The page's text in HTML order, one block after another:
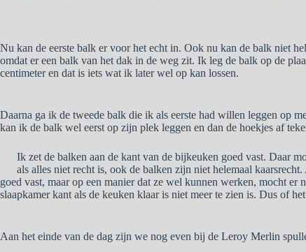
Nu kan de eerste balk er voor het echt in. Ook nu kan de balk niet
omdat er een balk van het dak in de weg zit. Ik leg de balk op de
centimeter en dat is iets wat ik later wel op kan lossen.
Daarna ga ik de tweede balk die ik als eerste had willen leggen op
kan ik de balk wel eerst op zijn plek leggen en dan de hoekjes af
Ik zet de balken aan de kant van de bijkeuken goed vast. Daar
als alles niet recht is, ook de balken zijn niet helemaal
goed vast, maar op een manier dat ze wel kunnen werken, mocht
slaapkamer kant als de keuken klaar is niet meer te zien is. Dus of
Aan het einde van de dag zijn we nog even bij de Leroy Merlin